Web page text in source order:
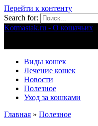
Перейти к контенту
Search for:
Kotmastak.ru - О кошачьих
Виды кошек
Лечение кошек
Новости
Полезное
Уход за кошками
Главная » Полезное